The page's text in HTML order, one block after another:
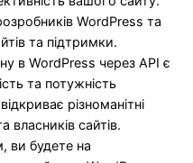
WordPress та
та підтримки.
в WordPress через API є
та потужність
різноманітні
власників сайтів.
ви будете на